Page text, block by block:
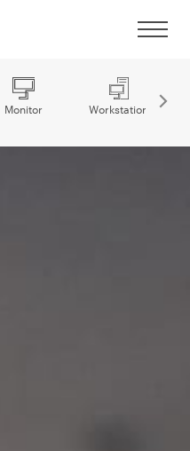
Monitor Workstation